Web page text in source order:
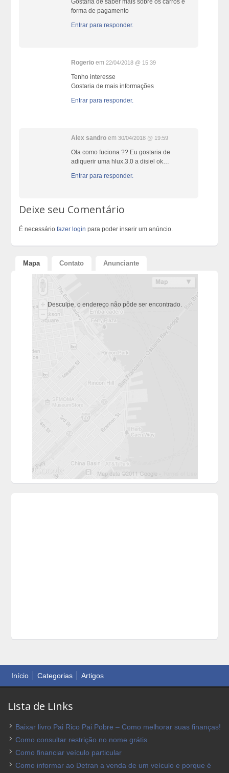
forma de pagamento
Entrar para responder.
Rogerio em22/04/2018 @ 15:39
Tenho interesse
Gostaria de mais informações
Entrar para responder.
Alex sandro em30/04/2018 @ 19:59
Ola como fuciona ?? Eu gostaria de
adiquerir uma hlux.3.0 a disiel ok…
Entrar para responder.
Deixe seu Comentário
É necessáriofazer login para poder inserir um anúncio.
Mapa Contato Anunciante
Desculpe, o endereço não pôde ser encontrado.
Início Categorias Artigos
Lista de Links
Baixar livro Pai Rico Pai Pobre – Como melhorar suas finanças!
Como consultar restrição no nome grátis
Como financiar veículo particular
Como informar ao Detran a venda de um veículo e porque é